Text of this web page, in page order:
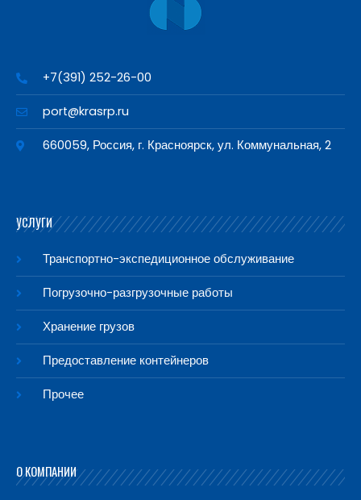
+7(391) 252-26-00
port@krasrp.ru
660059, Россия, г. Красноярск, ул. Коммунальная, 2
УСЛУГИ
Транспортно-экспедиционное обслуживание
Погрузочно-разгрузочные работы
Хранение грузов
Предоставление контейнеров
Прочее
О КОМПАНИИ